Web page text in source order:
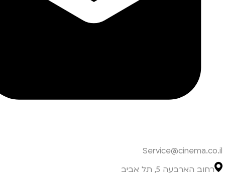
Service@cinema.co.il
רחוב הארבעה 5, תל אביב